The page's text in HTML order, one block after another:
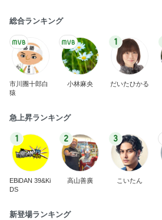
総合ランキング
市川團十郎白
猿
小林麻央
1
だいたひかる
急上昇ランキング
1
EBiDAN 39&Ki
DS
2
高山善廣
3
こいたん
新登場ランキング